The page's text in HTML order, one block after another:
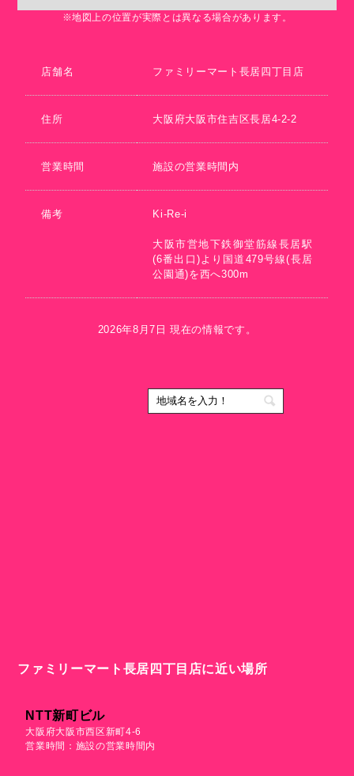
※地図上の位置が実際とは異なる場合があります。
店舗名 ファミリーマート長居四丁目店
住所 大阪府大阪市住吉区長居4-2-2
営業時間 施設の営業時間内
備考 Ki-Re-i
大阪市営地下鉄御堂筋線長居駅
(6番出口)より国道479号線(長居
公園通)を西へ300m
2026年8月7日 現在の情報です。
ファミリーマート長居四丁目店に近い場所
NTT新町ビル
大阪府大阪市西区新町4-6
営業時間：施設の営業時間内